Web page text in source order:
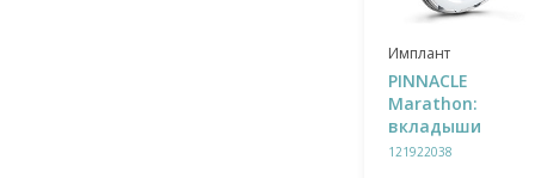
Имплант
PINNACLE
Marathon:
вкладыши
121922038